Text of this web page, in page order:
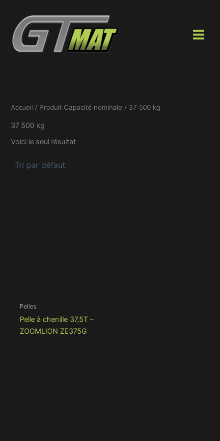
contenu
Accueil / Produit Capacité nominale / 37 500 kg
37 500 kg
Voici le seul résultat
Pelles
Pelle à chenille 37,5T –
ZOOMLION ZE375G